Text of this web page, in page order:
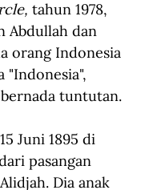
tahun 1978,
Abdullah dan
orang Indonesia
"Indonesia",
tuntutan.
Juni 1895 di
pasangan
Dia anak